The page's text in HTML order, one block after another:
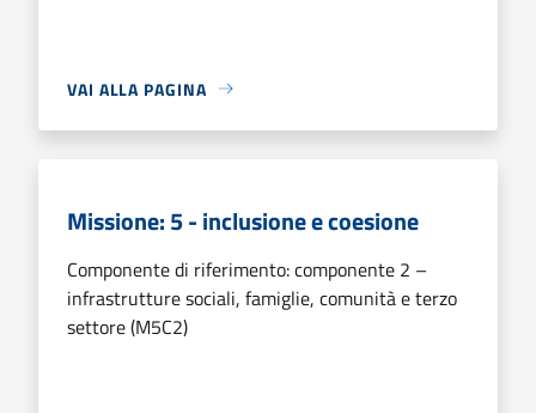
VAI ALLA PAGINA
Missione: 5 - inclusione e coesione
Componente di riferimento: componente 2 –
infrastrutture sociali, famiglie, comunità e terzo
settore (M5C2)